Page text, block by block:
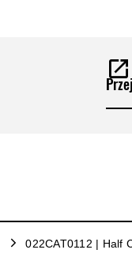
022CAT0112 | Half